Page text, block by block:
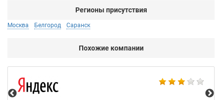
Регионы присутствия
Москва Белгород Саранск
Похожие компании